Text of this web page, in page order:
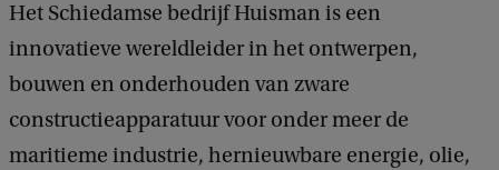
Het Schiedamse bedrijf Huisman is een
innovatieve wereldleider in het ontwerpen,
bouwen en onderhouden van zware
constructieapparatuur voor onder meer de
maritieme industrie, hernieuwbare energie, olie,